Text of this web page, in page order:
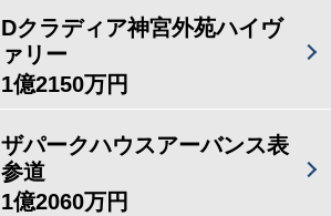
Dクラディア神宮外苑ハイヴ
ァリー
1億2150万円
ザパークハウスアーバンス表
参道
1億2060万円